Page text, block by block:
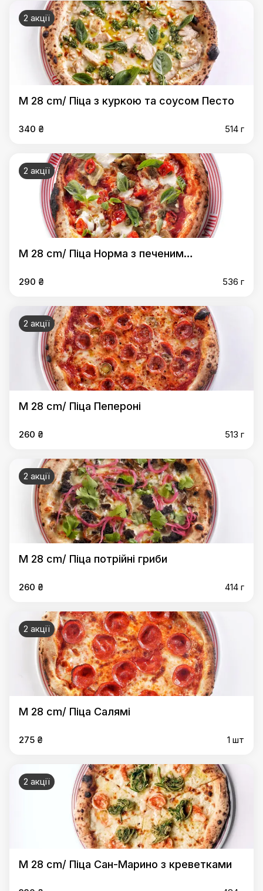
2 акції
M 28 cm/ Піца з куркою та соусом Песто
340 ₴ 514 г
2 акції
M 28 cm/ Піца Норма з печеним
290 ₴ 536 г
2 акції
M 28 cm/ Піца Пепероні
260 ₴ 513 г
2 акції
M 28 cm/ Піца потрійні гриби
260 ₴ 414 г
2 акції
M 28 cm/ Піца Салямі
275 ₴ 1 шт
2 акції
M 28 cm/ Піца Сан-Марино з креветками